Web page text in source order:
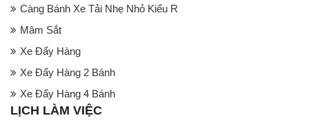
Càng Bánh Xe Tải Nhẹ Nhỏ Kiểu R
Mâm Sắt
Xe Đẩy Hàng
Xe Đẩy Hàng 2 Bánh
Xe Đẩy Hàng 4 Bánh
LỊCH LÀM VIỆC